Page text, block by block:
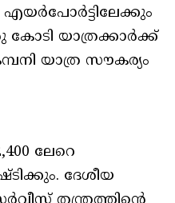
കോടി യാത്രക്കാര്‍ക്ക്
യാത്ര സൗകര്യം
ലേറെ
ദേശീയ